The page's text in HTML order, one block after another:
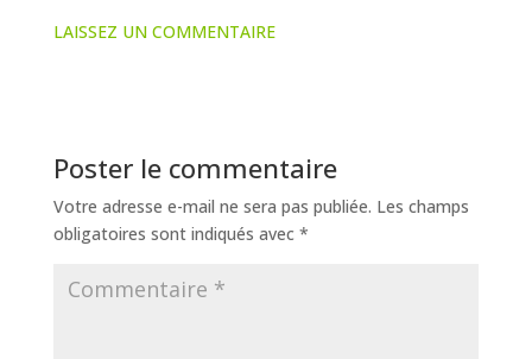
LAISSEZ UN COMMENTAIRE
Poster le commentaire
Votre adresse e-mail ne sera pas publiée. Les champs
obligatoires sont indiqués avec *